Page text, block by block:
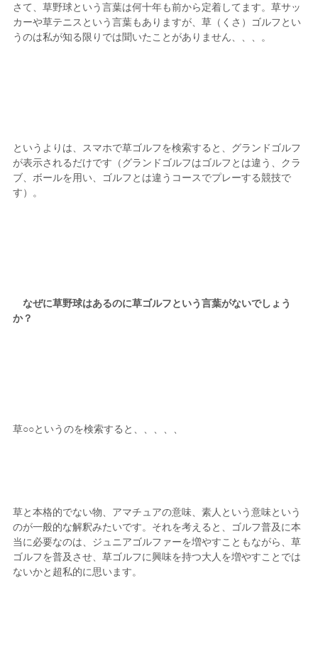
さて、草野球という言葉は何十年も前から定着してます。草サッ
カーや草テニスという言葉もありますが、草（くさ）ゴルフとい
うのは私が知る限りでは聞いたことがありません、、、。
というよりは、スマホで草ゴルフを検索すると、グランドゴルフ
が表示されるだけです（グランドゴルフはゴルフとは違う、クラ
ブ、ボールを用い、ゴルフとは違うコースでプレーする競技で
す）。
なぜに草野球はあるのに草ゴルフという言葉がないでしょう
か？
草○○というのを検索すると、、、、、
草と本格的でない物、アマチュアの意味、素人という意味という
のが一般的な解釈みたいです。それを考えると、ゴルフ普及に本
当に必要なのは、ジュニアゴルファーを増やすこともながら、草
ゴルフを普及させ、草ゴルフに興味を持つ大人を増やすことでは
ないかと超私的に思います。